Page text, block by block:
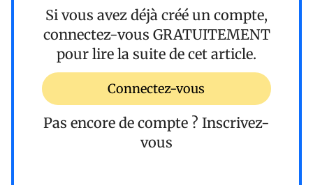
Si vous avez déjà créé un compte,
connectez-vous GRATUITEMENT
pour lire la suite de cet article.
Connectez-vous
Pas encore de compte ? Inscrivez-
vous